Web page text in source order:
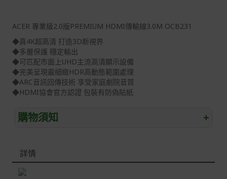
ACER 專業級2.0版PREMIUM HDMI傳輸線3.0M OCB231
◆真4K超高清 打造3D新視界
◆多層保護 穩定輸出
◆可匹配市面上UHD主流高清顯示設備
◆完美呈現最細緻HDR高動態範圍處理
◆ARC音訊回傳技術 享受家庭劇院音質
◆HDMI協會官方認證 包裝有防偽貼紙
購物須知 +
本網站消費者享有商品到貨七天鑑賞期之權益(鑑賞期並非
詳情